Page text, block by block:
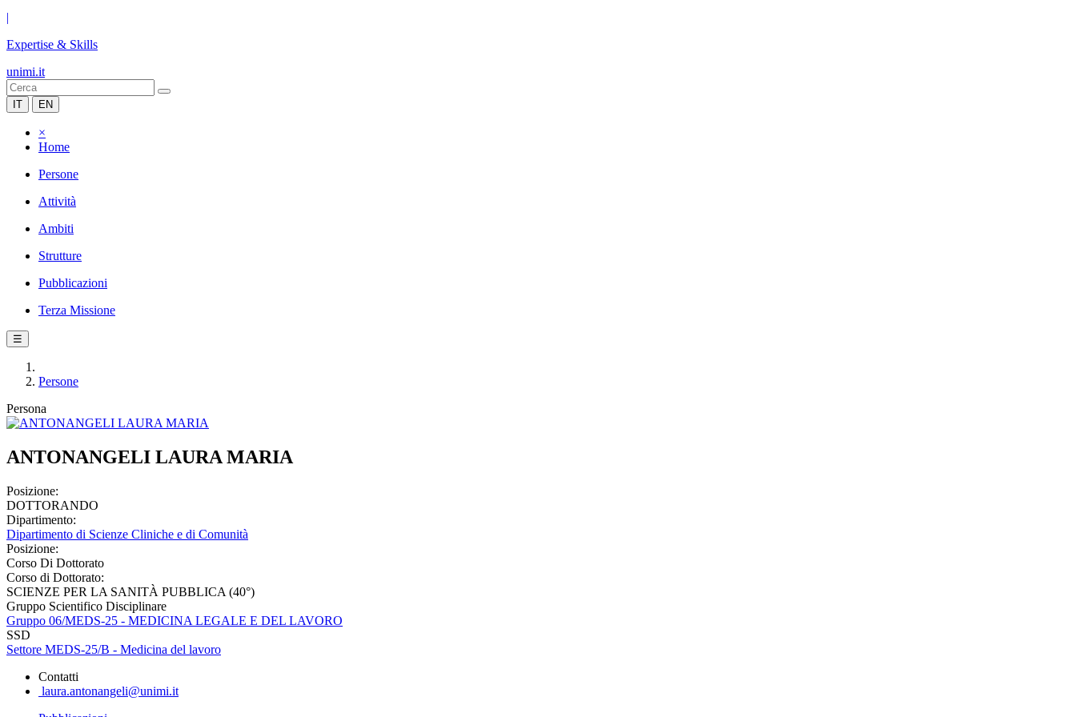
|
Expertise & Skills
unimi.it
IT EN
×
Home
Persone
Attività
Ambiti
Strutture
Pubblicazioni
Terza Missione
☰
Persone
Persona
ANTONANGELI LAURA MARIA
Posizione:
DOTTORANDO
Dipartimento:
Dipartimento di Scienze Cliniche e di Comunità
Posizione:
Corso Di Dottorato
Corso di Dottorato:
SCIENZE PER LA SANITÀ PUBBLICA (40°)
Gruppo Scientifico Disciplinare
Gruppo 06/MEDS-25 - MEDICINA LEGALE E DEL LAVORO
SSD
Settore MEDS-25/B - Medicina del lavoro
Contatti
laura.antonangeli@unimi.it